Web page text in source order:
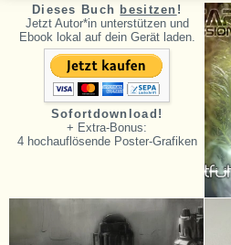
Dieses Buch besitzen !
Jetzt Autor*in unterstützen und
Ebook lokal auf dein Gerät laden.
Sofortdownload!
+ Extra-Bonus:
4 hochauflösende Poster-Grafiken